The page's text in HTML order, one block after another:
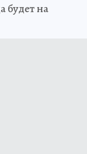
будет на